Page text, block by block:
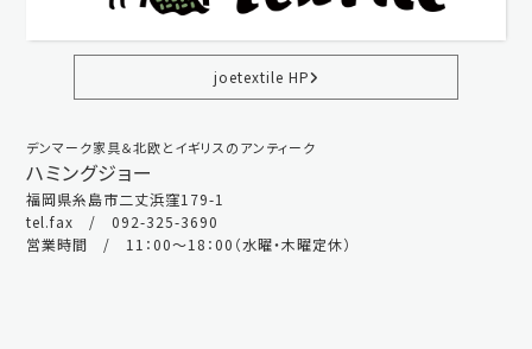
joetextile HP
デンマーク家具＆北欧とイギリスのアンティーク
ハミングジョー
福岡県糸島市二丈浜窪179-1
tel.fax / 092-325-3690
営業時間 / 11：00～18：00（水曜・木曜定休）